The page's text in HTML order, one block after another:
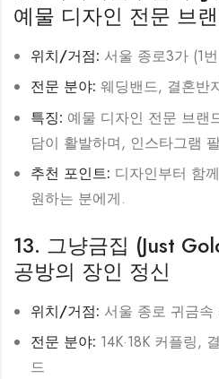
예물 디자인 전문 브
위치/거점: 서울 종로3가 (1
전문 분야: 웨딩밴드, 결혼반
특징: 예물 디자인 전문 브랜
담이 활발하며, 인스타그램
추천 포인트: 디자인부터 함
원하는 분에게.
13. 그냥금집 (Just
공방의 장인 정신
위치/거점: 서울 종로 귀금속
전문 분야: 14K·18K 커플링,
드